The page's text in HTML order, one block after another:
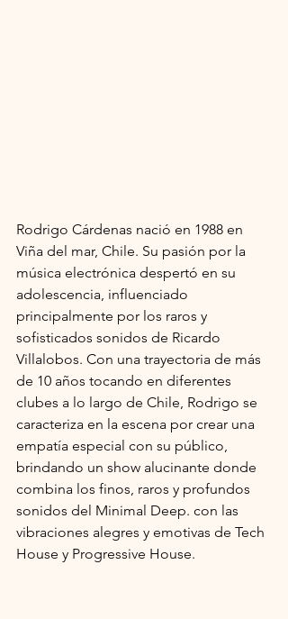
Rodrigo Cárdenas nació en 1988 en
Viña del mar, Chile. Su pasión por la
música electrónica despertó en su
adolescencia, influenciado
principalmente por los raros y
sofisticados sonidos de Ricardo
Villalobos. Con una trayectoria de más
de 10 años tocando en diferentes
clubes a lo largo de Chile, Rodrigo se
caracteriza en la escena por crear una
empatía especial con su público,
brindando un show alucinante donde
combina los finos, raros y profundos
sonidos del Minimal Deep. con las
vibraciones alegres y emotivas de Tech
House y Progressive House.